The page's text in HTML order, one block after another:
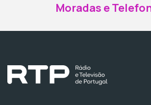
Moradas e